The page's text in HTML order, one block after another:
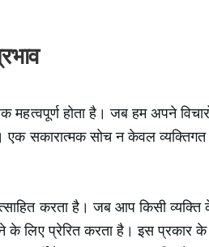
महत्वपूर्ण होता है। जब हम अपने
सकारात्मक सोच न केवल व्यक्तिगत
करता है। जब आप किसी
के लिए प्रेरित करता है। इस